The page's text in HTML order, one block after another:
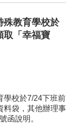
殊教育學校於
取「幸福寶
學校於7/24下班前
料袋，其他辦理事
函說明。